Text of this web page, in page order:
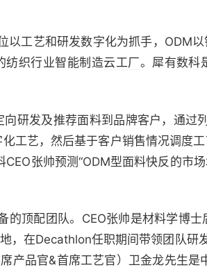
以工艺和研发数字化为抓手，ODM
纺织行业智能制造云工厂。犀有数科
研发及推荐面料到品牌客户，通
工艺，然后基于客户销售情况调度
张帅预测“ODM型面料快反的市
的顶配团队。CEO张帅是材料学博士
，在Decathlon任职期间带领团队研
产品官&首席工艺官）卫金龙先生